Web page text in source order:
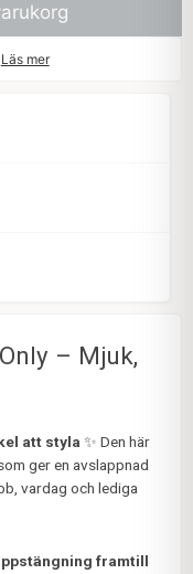
Läs mer
– Mjuk,
att styla ✨ Den här
ger en avslappnad
vardag och lediga
framtill